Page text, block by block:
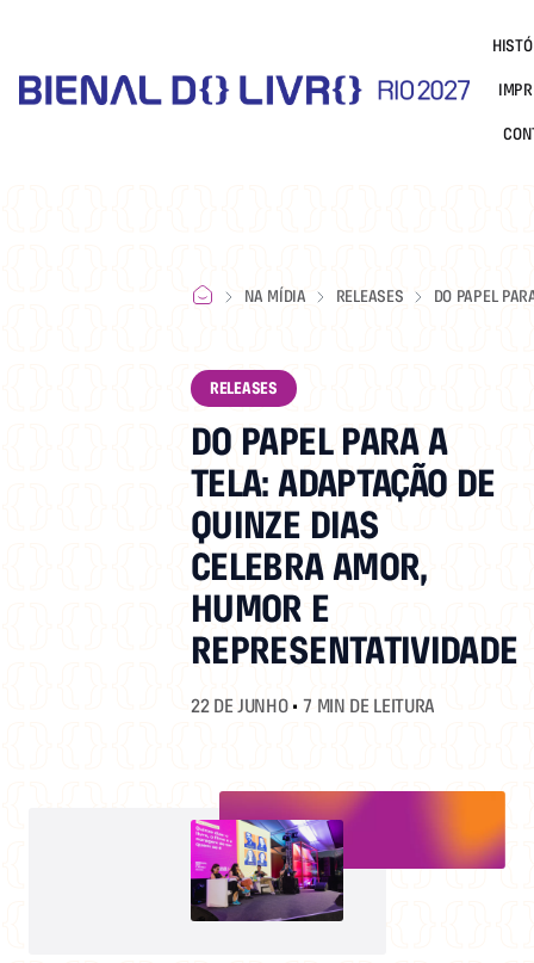
NA MÍDIA RELEASES
DO PAPEL
RELEASES
DO PAPEL PARA A
TELA: ADAPTAÇÃO DE
QUINZE DIAS
CELEBRA AMOR,
HUMOR E
REPRESENTATIVIDADE
22 DE JUNHO •7 MIN DE LEITURA